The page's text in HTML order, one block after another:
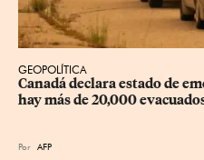
GEOPOLÍTICA
Canadá declara estado de
hay más de 20,000
Por AFP